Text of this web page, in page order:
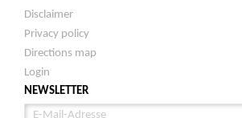
Disclaimer
Privacy policy
Directions map
Login
NEWSLETTER